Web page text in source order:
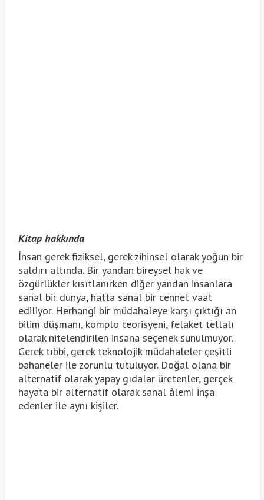
Kitap hakkında
İnsan gerek fiziksel, gerek zihinsel olarak yoğun bir
saldırı altında. Bir yandan bireysel hak ve
özgürlükler kısıtlanırken diğer yandan insanlara
sanal bir dünya, hatta sanal bir cennet vaat
ediliyor. Herhangi bir müdahaleye karşı çıktığı an
bilim düşmanı, komplo teorisyeni, felaket tellalı
olarak nitelendirilen insana seçenek sunulmuyor.
Gerek tıbbi, gerek teknolojik müdahaleler çeşitli
bahaneler ile zorunlu tutuluyor. Doğal olana bir
alternatif olarak yapay gıdalar üretenler, gerçek
hayata bir alternatif olarak sanal âlemi inşa
edenler ile aynı kişiler.